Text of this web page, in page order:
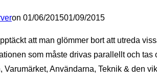
on Posted
01/06/201501/09/2015
att man glömmer bort att utreda
som måste drivas parallellt och
Varumärket, Användarna, Teknik & den